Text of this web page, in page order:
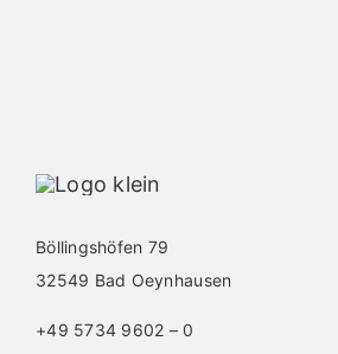
Böllingshöfen 79
32549 Bad Oeynhausen
+49 5734 9602 – 0